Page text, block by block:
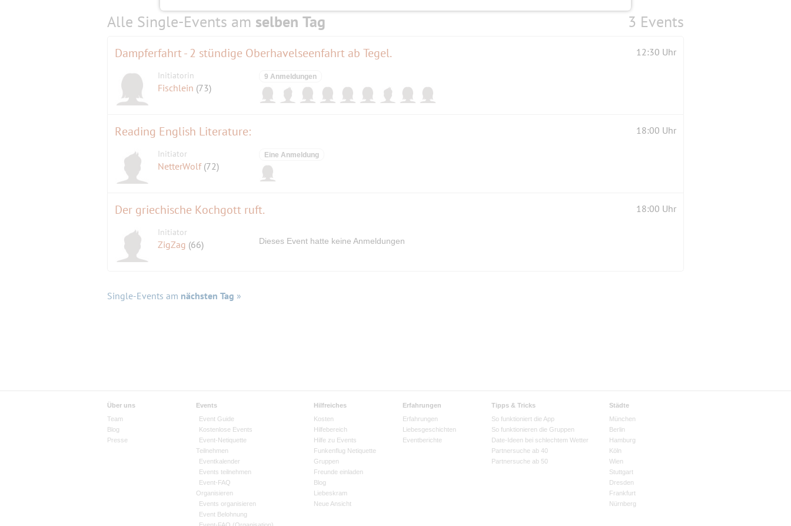
Alle Single-Events am selben Tag 3 Events
Dampferfahrt - 2 stündige Oberhavelseenfahrt ab Tegel. 12:30 Uhr
Initiatorin
Fischlein (73)
9 Anmeldungen
Reading English Literature: 18:00 Uhr
Initiator
NetterWolf (72)
Eine Anmeldung
Der griechische Kochgott ruft. 18:00 Uhr
Initiator
ZigZag (66) Dieses Event hatte keine Anmeldungen
Single-Events am nächsten Tag »
Über uns
Team
Blog
Presse
Events
Event Guide
Kostenlose Events
Event-Netiquette
Teilnehmen
Eventkalender
Events teilnehmen
Event-FAQ
Organisieren
Events organisieren
Event Belohnung
Hilfreiches
Kosten
Hilfebereich
Hilfe zu Events
Funkenflug Netiquette
Gruppen
Freunde einladen
Blog
Liebeskram
Neue Ansicht
Erfahrungen
Erfahrungen
Liebesgeschichten
Eventberichte
Tipps & Tricks
So funktioniert die App
So funktionieren die Gruppen
Date-Ideen bei schlechtem Wetter
Partnersuche ab 40
Partnersuche ab 50
Städte
München
Berlin
Hamburg
Köln
Wien
Stuttgart
Dresden
Frankfurt
Nürnberg